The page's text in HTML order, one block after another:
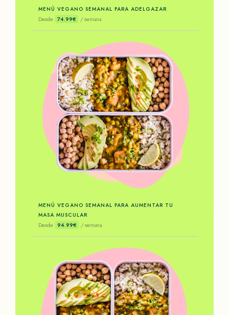
MENÚ VEGANO SEMANAL PARA ADELGAZAR
Desde 74.99€ / semana
MENÚ VEGANO SEMANAL PARA AUMENTAR TU
MASA MUSCULAR
Desde 94.99€ / semana